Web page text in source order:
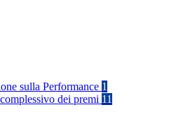
sulla Performance 1
dei premi 11